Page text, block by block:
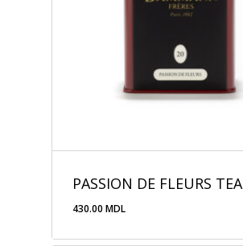
PASSION DE FLEURS TEA
430.00 MDL